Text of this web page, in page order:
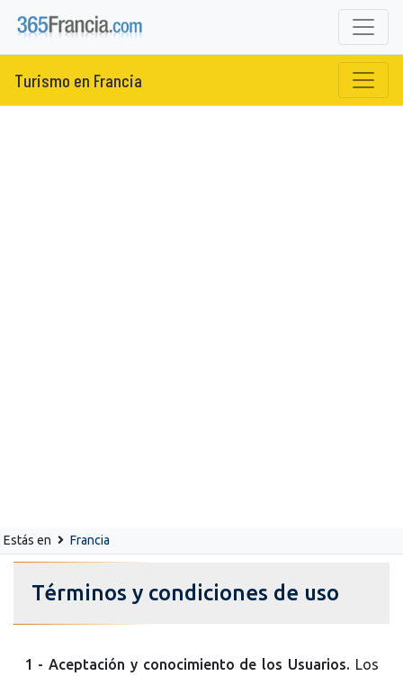
Turismo en Francia
Estás en Francia
Términos y condiciones de uso
1 - Aceptación y conocimiento de los Usuarios. Los